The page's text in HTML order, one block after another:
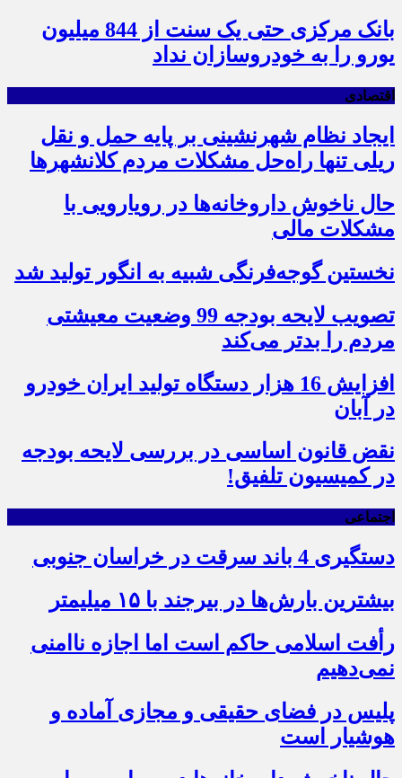
بانک مرکزی حتی یک سنت از 844 میلیون
یورو را به خودروسازان نداد
اقتصادی
ایجاد نظام شهرنشینی بر پایه حمل و نقل
ریلی تنها راه‌حل مشکلات مردم کلانشهرها
حال ناخوش داروخانه‌ها در رویارویی با
مشکلات مالی
نخستین گوجه‌فرنگی شبیه به انگور تولید شد
تصویب لایحه بودجه 99 وضعیت معیشتی
مردم را بدتر می‌کند
افزایش 16 هزار دستگاه تولید ایران خودرو
در آبان
نقض قانون اساسی در بررسی لایحه بودجه
در کمیسیون تلفیق!
اجتماعی
دستگیری 4 باند سرقت در خراسان جنوبی
بیشترین بارش‌ها در بیرجند با ۱۵ میلیمتر
رأفت اسلامی حاکم است اما اجازه ناامنی
نمی‌دهیم
پلیس در فضای حقیقی و مجازی آماده و
هوشیار است